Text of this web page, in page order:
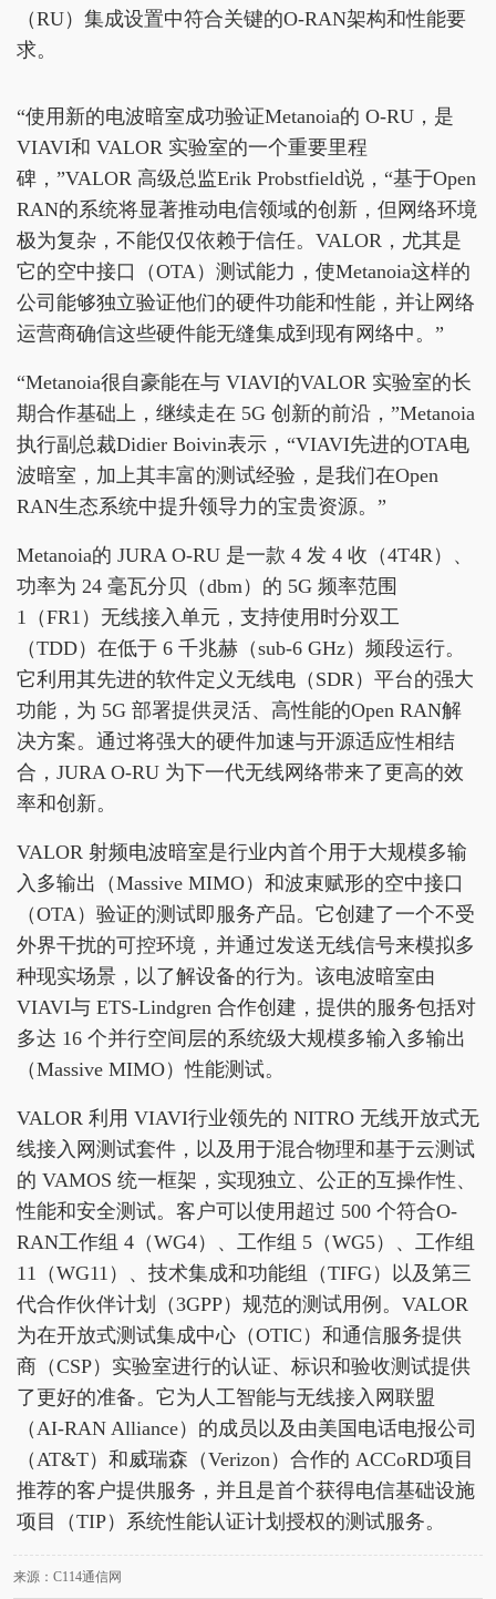
（RU）集成设置中符合关键的O-RAN架构和性能要
求。
“使用新的电波暗室成功验证Metanoia的 O-RU，是
VIAVI和 VALOR 实验室的一个重要里程
碑，”VALOR 高级总监Erik Probstfield说，“基于Open
RAN的系统将显著推动电信领域的创新，但网络环境
极为复杂，不能仅仅依赖于信任。VALOR，尤其是
它的空中接口（OTA）测试能力，使Metanoia这样的
公司能够独立验证他们的硬件功能和性能，并让网络
运营商确信这些硬件能无缝集成到现有网络中。”
“Metanoia很自豪能在与 VIAVI的VALOR 实验室的长
期合作基础上，继续走在 5G 创新的前沿，”Metanoia
执行副总裁Didier Boivin表示，“VIAVI先进的OTA电
波暗室，加上其丰富的测试经验，是我们在Open
RAN生态系统中提升领导力的宝贵资源。”
Metanoia的 JURA O-RU 是一款 4 发 4 收（4T4R）、
功率为 24 毫瓦分贝（dbm）的 5G 频率范围
1（FR1）无线接入单元，支持使用时分双工
（TDD）在低于 6 千兆赫（sub-6 GHz）频段运行。
它利用其先进的软件定义无线电（SDR）平台的强大
功能，为 5G 部署提供灵活、高性能的Open RAN解
决方案。通过将强大的硬件加速与开源适应性相结
合，JURA O-RU 为下一代无线网络带来了更高的效
率和创新。
VALOR 射频电波暗室是行业内首个用于大规模多输
入多输出（Massive MIMO）和波束赋形的空中接口
（OTA）验证的测试即服务产品。它创建了一个不受
外界干扰的可控环境，并通过发送无线信号来模拟多
种现实场景，以了解设备的行为。该电波暗室由
VIAVI与 ETS-Lindgren 合作创建，提供的服务包括对
多达 16 个并行空间层的系统级大规模多输入多输出
（Massive MIMO）性能测试。
VALOR 利用 VIAVI行业领先的 NITRO 无线开放式无
线接入网测试套件，以及用于混合物理和基于云测试
的 VAMOS 统一框架，实现独立、公正的互操作性、
性能和安全测试。客户可以使用超过 500 个符合O-
RAN工作组 4（WG4）、工作组 5（WG5）、工作组
11（WG11）、技术集成和功能组（TIFG）以及第三
代合作伙伴计划（3GPP）规范的测试用例。VALOR
为在开放式测试集成中心（OTIC）和通信服务提供
商（CSP）实验室进行的认证、标识和验收测试提供
了更好的准备。它为人工智能与无线接入网联盟
（AI-RAN Alliance）的成员以及由美国电话电报公司
（AT&T）和威瑞森（Verizon）合作的 ACCoRD项目
推荐的客户提供服务，并且是首个获得电信基础设施
项目（TIP）系统性能认证计划授权的测试服务。
来源：C114通信网